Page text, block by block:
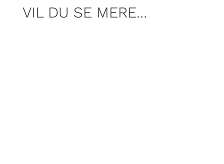
VIL DU SE MERE…